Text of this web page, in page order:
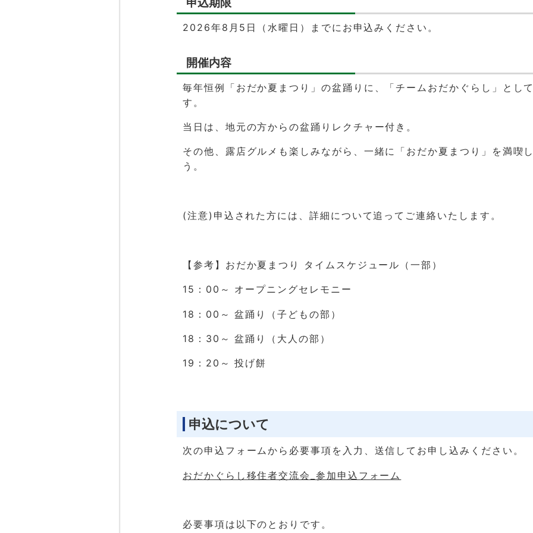
2026年8月5日（水曜日）までにお申込みください。
開催内容
毎年恒例「おだか夏まつり」の盆踊りに、「チームおだかぐらし」とし
す。
当日は、地元の方からの盆踊りレクチャー付き。
その他、露店グルメも楽しみながら、一緒に「おだか夏まつり」を満喫
う。
(注意)申込された方には、詳細について追ってご連絡いたします。
【参考】おだか夏まつり タイムスケジュール（一部）
15：00～ オープニングセレモニー
18：00～ 盆踊り（子どもの部）
18：30～ 盆踊り（大人の部）
19：20～ 投げ餅
申込について
次の申込フォームから必要事項を入力、送信してお申し込みください。
おだかぐらし移住者交流会_参加申込フォーム
必要事項は以下のとおりです。